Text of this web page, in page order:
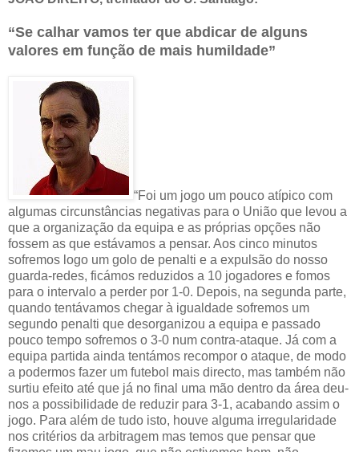
“Se calhar vamos ter que abdicar de alguns
valores em função de mais humildade”
“Foi um jogo um pouco atípico com
algumas circunstâncias negativas para o União que levou a
que a organização da equipa e as próprias opções não
fossem as que estávamos a pensar. Aos cinco minutos
sofremos logo um golo de penalti e a expulsão do nosso
guarda-redes, ficámos reduzidos a 10 jogadores e fomos
para o intervalo a perder por 1-0. Depois, na segunda parte,
quando tentávamos chegar à igualdade sofremos um
segundo penalti que desorganizou a equipa e passado
pouco tempo sofremos o 3-0 num contra-ataque. Já com a
equipa partida ainda tentámos recompor o ataque, de modo
a podermos fazer um futebol mais directo, mas também não
surtiu efeito até que já no final uma mão dentro da área deu-
nos a possibilidade de reduzir para 3-1, acabando assim o
jogo. Para além de tudo isto, houve alguma irregularidade
nos critérios da arbitragem mas temos que pensar que